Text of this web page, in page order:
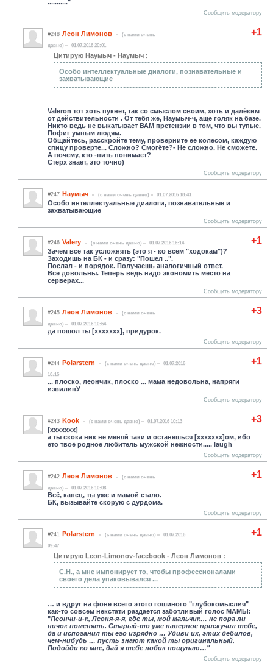
..........."
Сообщить модератору
+1
#248 Леон Лимонов
(c нами очень
давно)
01.07.2016 20:01
Цитирую Hаумыч - Hаумыч :
Особо интеллектуальные диалоги, познавательные и
захватывающие
Valeron тот хоть пукнет, так со смыслом своим, хоть и далёким
от действительности . От тебя же, Наумыч-ч, аще голяк на базе.
Никто ведь не выкатывает ВАМ претензии в том, что вы тупые.
Пофиг умным людям.
Общайтесь, расскройте тему, проверните её колесом, каждую
спицу проверте... Сложно? Смогёте?- Не сложно. Не сможете.
А почему, кто -нить понимает?
Стерх знает, это точно)
Сообщить модератору
#247 Hаумыч (c нами очень давно) 01.07.2016 18:41
Особо интеллектуальные диалоги, познавательные и
захватывающие
Сообщить модератору
+1
#246 Valery (c нами очень давно) 01.07.2016 16:14
Зачем все так усложнять (это я - ко всем "ходокам")?
Заходишь на БК - и сразу: "Пошел ..".
Послал - и порядок. Получаешь аналогичный ответ.
Все довольны. Теперь ведь надо экономить место на
серверах...
Сообщить модератору
+3
#245 Леон Лимонов
(c нами очень
давно)
01.07.2016 10:54
да пошол ты [xxxxxxx], придурок.
Сообщить модератору
+1
#244 Polarstern (c нами очень давно)
01.07.2016
10:15
... плоско, леончик, плоско ... мама недовольна, напряги
извилинУ
Сообщить модератору
+3
#243 Kook (c нами очень давно) 01.07.2016 10:13
[xxxxxxx]
а ты скока ник не меняй таки и останешься [xxxxxxx]ом, ибо
ето твоё родное любитель мужской нежности..... laugh
Сообщить модератору
+1
#242 Леон Лимонов
(c нами очень
давно)
01.07.2016 10:08
Всё, капец, ты уже и мамой стало.
БК, вызывайте скорую с дурдома.
Сообщить модератору
+1
#241 Polarstern (c нами очень давно)
01.07.2016
09:47
Цитирую Leon-Limonov-facebook - Леон Лимонов :
С.Н., а мне импонирует то, чтобы профессионалами
своего дела упаковывался ...
… и вдруг на фоне всего этого гошиного "глубокомыслия"
как-то совсем некстати раздается заботливый голос МАМЫ:
"Леончи-и-к, Леоня-я-я, где ты, мой мальчик… не пора ли
ничок поменять. Старый-то уже наверное прискучил тебе,
да и испоганил ты его изрядно … Удиви их, этих дебилов,
чем-нибудь … пусть знают какой ты оригинальный.
Подойди ко мне, дай я тебе лобик пощупаю…"
Сообщить модератору